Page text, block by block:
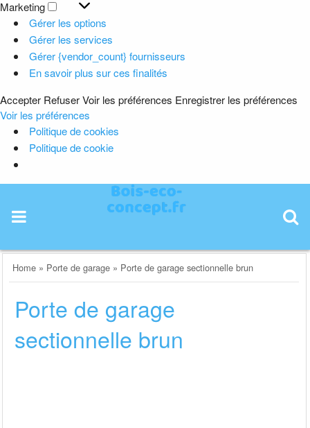
Marketing
Marketing
Gérer les options
Gérer les services
Gérer {vendor_count} fournisseurs
En savoir plus sur ces finalités
Accepter RefuserVoir les préférences Enregistrer les préférences
Voir les préférences
Politique de cookies
Politique de cookie
content
Home » Porte de garage » Porte de garage sectionnelle brun
Porte de garage
sectionnelle brun